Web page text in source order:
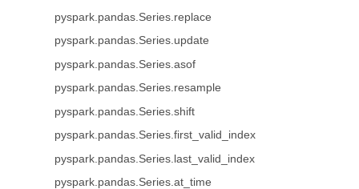
pyspark.pandas.Series.replace
pyspark.pandas.Series.update
pyspark.pandas.Series.asof
pyspark.pandas.Series.resample
pyspark.pandas.Series.shift
pyspark.pandas.Series.first_valid_index
pyspark.pandas.Series.last_valid_index
pyspark.pandas.Series.at_time